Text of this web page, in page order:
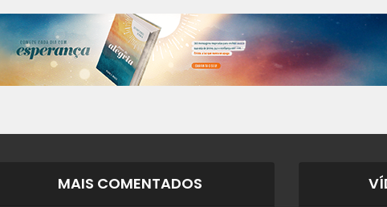
MAIS COMENTADOS